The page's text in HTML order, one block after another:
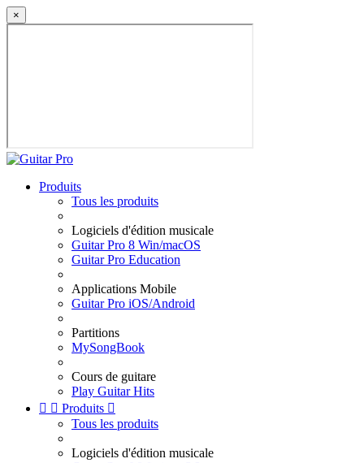
×
Produits
Tous les produits
Logiciels d'édition musicale
Guitar Pro 8 Win/macOS
Guitar Pro Education
Applications Mobile
Guitar Pro iOS/Android
Partitions
MySongBook
Cours de guitare
Play Guitar Hits
  Produits 
Tous les produits
Logiciels d'édition musicale